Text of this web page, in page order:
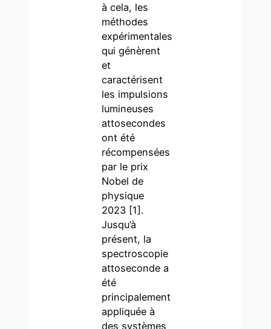
à cela, les
méthodes
expérimentales
qui génèrent
et
caractérisent
les impulsions
lumineuses
attosecondes
ont été
récompensées
par le prix
Nobel de
physique
2023 [1].
Jusqu’à
présent, la
spectroscopie
attoseconde a
été
principalement
appliquée à
des systèmes